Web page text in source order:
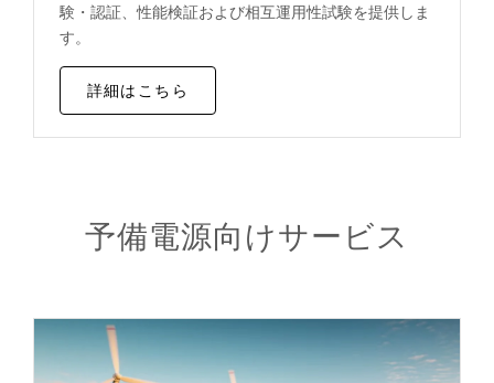
験・認証、性能検証および相互運用性試験を提供しま
す。
詳細はこちら
予備電源向けサービス